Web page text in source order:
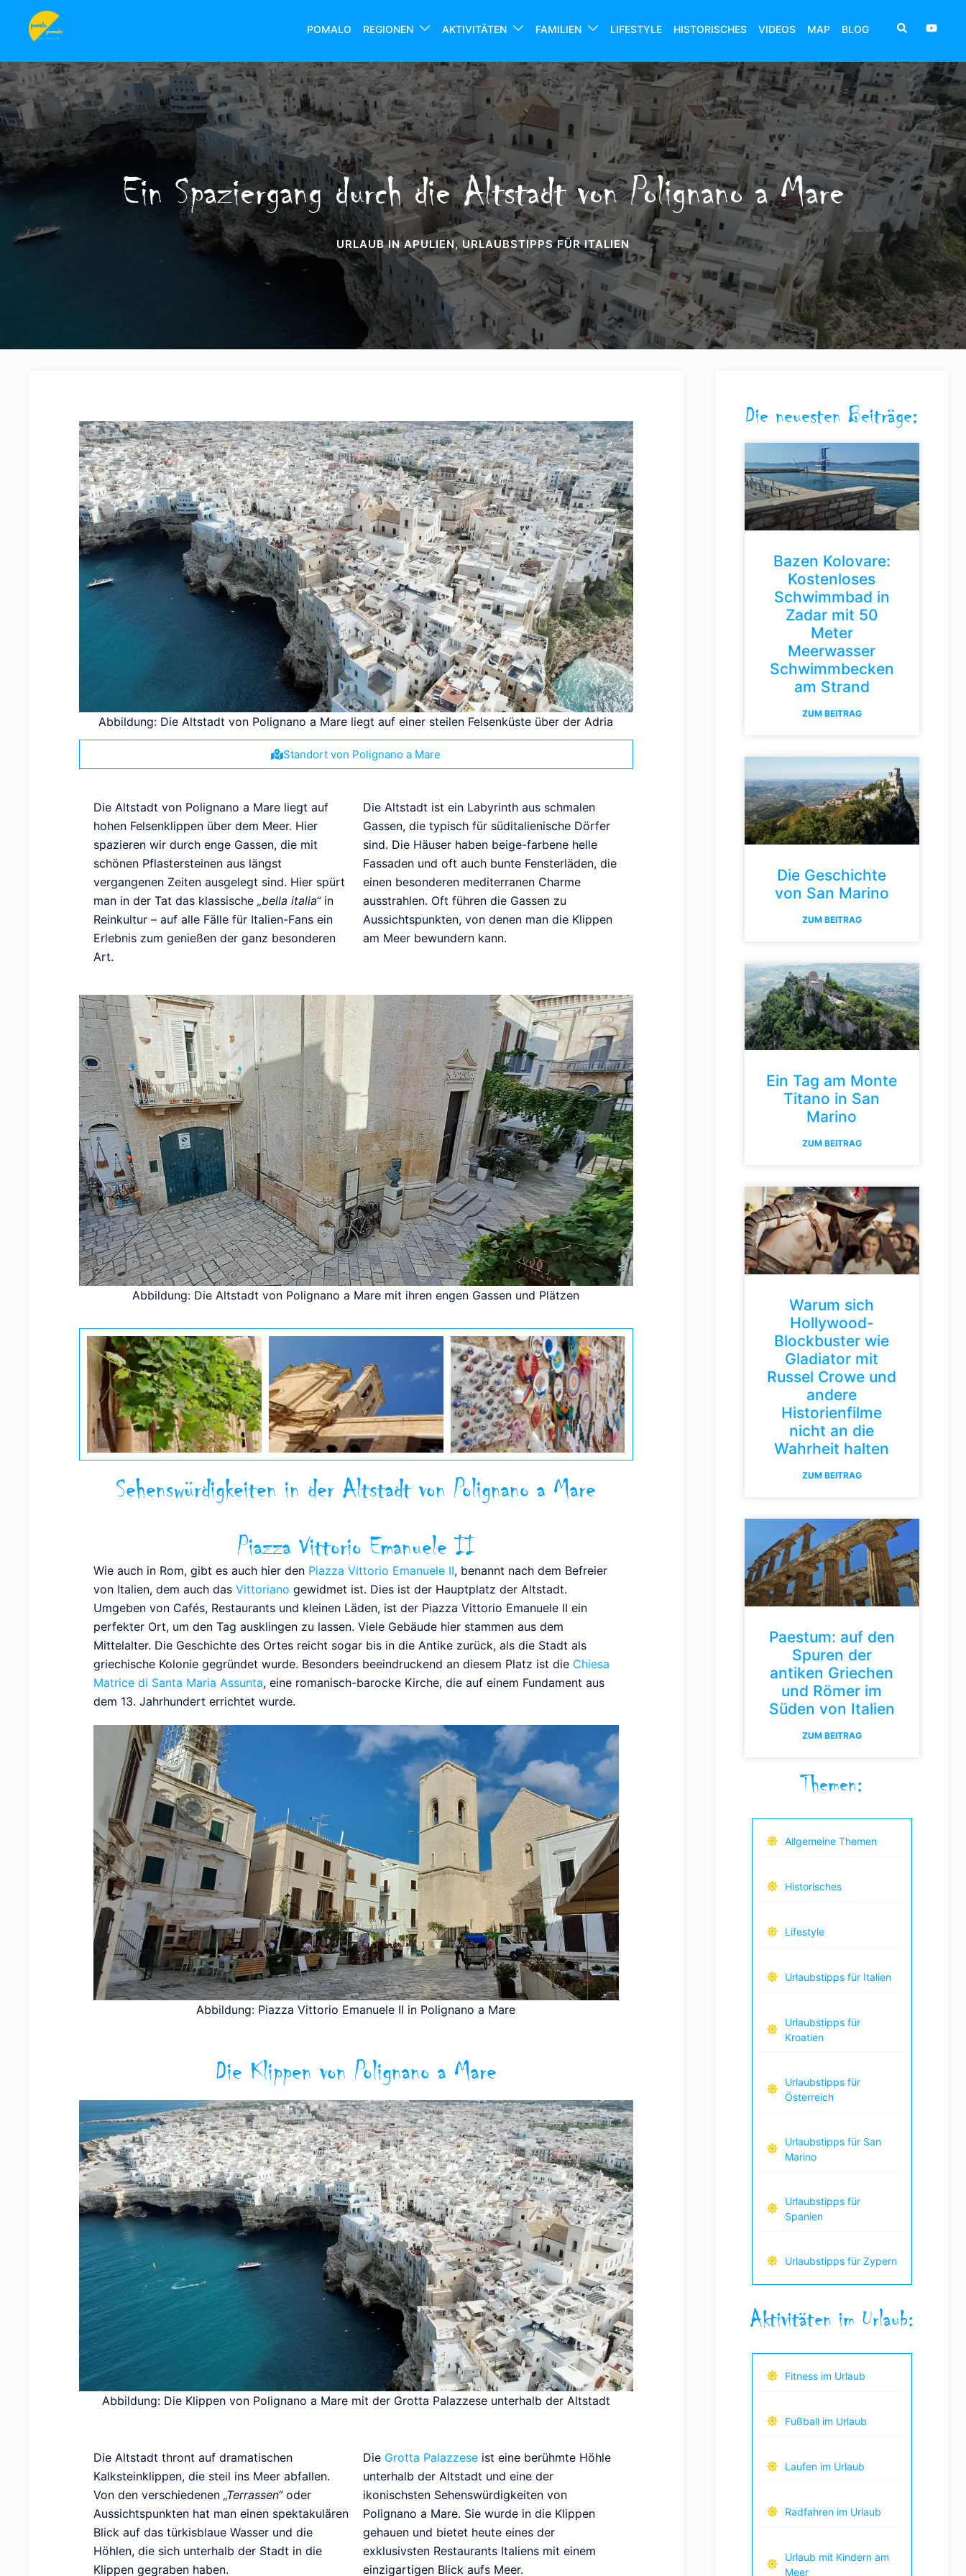
POMALO REGIONEN AKTIVITÄTEN FAMILIEN LIFESTYLE HISTORISCHES VIDEOS MAP BLOG
Ein Spaziergang durch die Altstadt von Polignano a Mare
URLAUB IN APULIEN, URLAUBSTIPPS FÜR ITALIEN
Abbildung: Die Altstadt von Polignano a Mare liegt auf einer steilen Felsenküste über der Adria
Standort von Polignano a Mare
Die Altstadt von Polignano a Mare liegt auf
hohen Felsenklippen über dem Meer. Hier
spazieren wir durch enge Gassen, die mit
schönen Pflastersteinen aus längst
vergangenen Zeiten ausgelegt sind. Hier spürt
man in der Tat das klassische „bella italia“in
Reinkultur – auf alle Fälle für Italien-Fans ein
Erlebnis zum genießen der ganz besonderen
Art.
Die Altstadt ist ein Labyrinth aus schmalen
Gassen, die typisch für süditalienische Dörfer
sind. Die Häuser haben beige-farbene helle
Fassaden und oft auch bunte Fensterläden, die
einen besonderen mediterranen Charme
ausstrahlen. Oft führen die Gassen zu
Aussichtspunkten, von denen man die Klippen
am Meer bewundern kann.
Abbildung: Die Altstadt von Polignano a Mare mit ihren engen Gassen und Plätzen
Sehenswürdigkeiten in der Altstadt von Polignano a Mare
Piazza Vittorio Emanuele II
Wie auch in Rom, gibt es auch hier den Piazza Vittorio Emanuele II, benannt nach dem Befreier
von Italien, dem auch das Vittoriano gewidmet ist. Dies ist der Hauptplatz der Altstadt.
Umgeben von Cafés, Restaurants und kleinen Läden, ist der Piazza Vittorio Emanuele II ein
perfekter Ort, um den Tag ausklingen zu lassen. Viele Gebäude hier stammen aus dem
Mittelalter. Die Geschichte des Ortes reicht sogar bis in die Antike zurück, als die Stadt als
griechische Kolonie gegründet wurde. Besonders beeindruckend an diesem Platz ist die Chiesa
Matrice di Santa Maria Assunta, eine romanisch-barocke Kirche, die auf einem Fundament aus
dem 13. Jahrhundert errichtet wurde.
Abbildung: Piazza Vittorio Emanuele II in Polignano a Mare
Die Klippen von Polignano a Mare
Abbildung: Die Klippen von Polignano a Mare mit der Grotta Palazzese unterhalb der Altstadt
Die Altstadt thront auf dramatischen
Kalksteinklippen, die steil ins Meer abfallen.
Von den verschiedenen „Terrassen“oder
Aussichtspunkten hat man einen spektakulären
Blick auf das türkisblaue Wasser und die
Höhlen, die sich unterhalb der Stadt in die
Klippen gegraben haben.
Die Grotta Palazzese ist eine berühmte Höhle
unterhalb der Altstadt und eine der
ikonischsten Sehenswürdigkeiten von
Polignano a Mare. Sie wurde in die Klippen
gehauen und bietet heute eines der
exklusivsten Restaurants Italiens mit einem
einzigartigen Blick aufs Meer.
Die neuesten Beiträge:
Bazen Kolovare:
Kostenloses
Schwimmbad in
Zadar mit 50
Meter
Meerwasser
Schwimmbecken
am Strand
ZUM BEITRAG
Die Geschichte
von San Marino
ZUM BEITRAG
Ein Tag am Monte
Titano in San
Marino
ZUM BEITRAG
Warum sich
Hollywood-
Blockbuster wie
Gladiator mit
Russel Crowe und
andere
Historienfilme
nicht an die
Wahrheit halten
ZUM BEITRAG
Paestum: auf den
Spuren der
antiken Griechen
und Römer im
Süden von Italien
ZUM BEITRAG
Themen:
Allgemeine Themen
Historisches
Lifestyle
Urlaubstipps für Italien
Urlaubstipps für
Kroatien
Urlaubstipps für
Österreich
Urlaubstipps für San
Marino
Urlaubstipps für
Spanien
Urlaubstipps für Zypern
Aktivitäten im Urlaub:
Fitness im Urlaub
Fußball im Urlaub
Laufen im Urlaub
Radfahren im Urlaub
Urlaub mit Kindern am
Meer